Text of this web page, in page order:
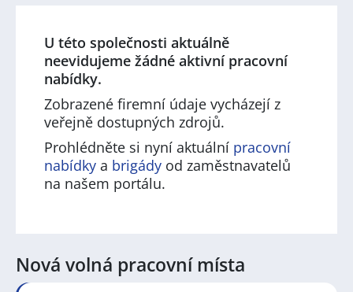
U této společnosti aktuálně
neevidujeme žádné aktivní pracovní
nabídky.
Zobrazené firemní údaje vycházejí z
veřejně dostupných zdrojů.
Prohlédněte si nyní aktuální pracovní
nabídky a brigády od zaměstnavatelů
na našem portálu.
Nová volná pracovní místa